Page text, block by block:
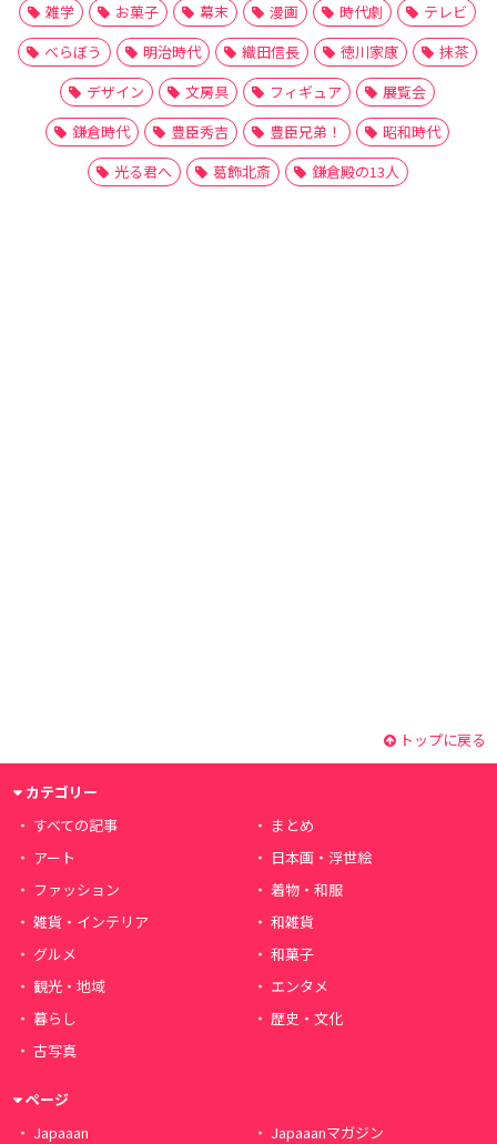
雑学
お菓子 幕末 漫画 時代劇
テレビ
べらぼう
明治時代 織田信長 徳川家康
抹茶
デザイン
文房具 フィギュア
展覧会
鎌倉時代
豊臣秀吉 豊臣兄弟！
昭和時代
光る君へ
葛飾北斎 鎌倉殿の13人
トップに戻る
カテゴリー
すべての記事
まとめ
アート
日本画・浮世絵
ファッション
着物・和服
雑貨・インテリア
和雑貨
グルメ
和菓子
観光・地域
エンタメ
暮らし
歴史・文化
古写真
ページ
Japaaan
Japaaanマガジン